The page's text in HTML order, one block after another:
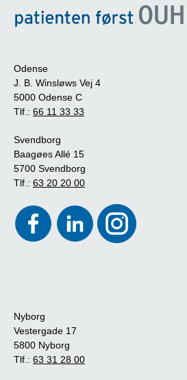
Odense
J. B. Winsløws Vej 4
5000 Odense C
Tlf.: 66 11 33 33
Svendborg
Baagøes Allé 15
5700 Svendborg
Tlf.: 63 20 20 00
Nyborg
Vestergade 17
5800 Nyborg
Tlf.: 63 31 28 00